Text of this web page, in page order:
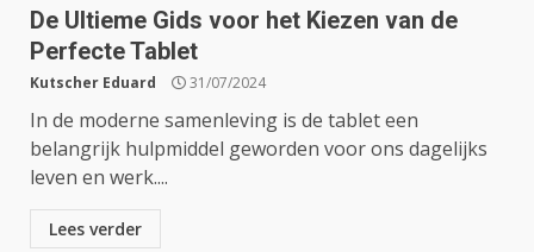
De Ultieme Gids voor het Kiezen van de
Perfecte Tablet
Kutscher Eduard 31/07/2024
In de moderne samenleving is de tablet een
belangrijk hulpmiddel geworden voor ons dagelijks
leven en werk....
Lees verder